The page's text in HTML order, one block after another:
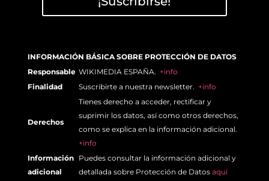
INFORMACIÓN BÁSICA SOBRE PROTECCIÓN DE DATOS
Responsable WIKIMEDIA ESPAÑA. +info
Finalidad
Suscribirte a nuestra newsletter. +info
Derechos
Tienes derecho a acceder, rectificar y
suprimir los datos, así como otros derechos,
como se explica en la información adicional.
+info
Información
adicional
Puedes consultar la información adicional y
detallada sobre Protección de Datos aquí